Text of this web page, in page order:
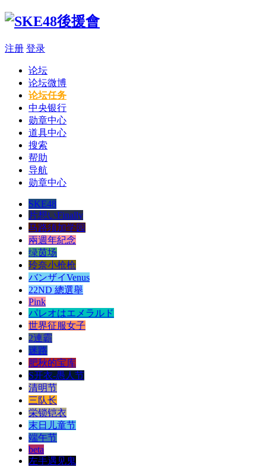
注册 登录
论坛
论坛微博
论坛任务
中央银行
勋章中心
道具中心
搜索
帮助
导航
勋章中心
SKE48
片想いFinally
马路须加学园
兩週年紀念
绿茵场
玲奈小枪枪
バンザイVenus
22ND 總選舉
Pink
パレオはエメラルド
世界征服女子
2連霸
迷路
肥秋的宝库
S开衣-愚人节
清明节
三队长
栄锁铠衣
末日儿童节
端午节
beta
左手遇见鬼